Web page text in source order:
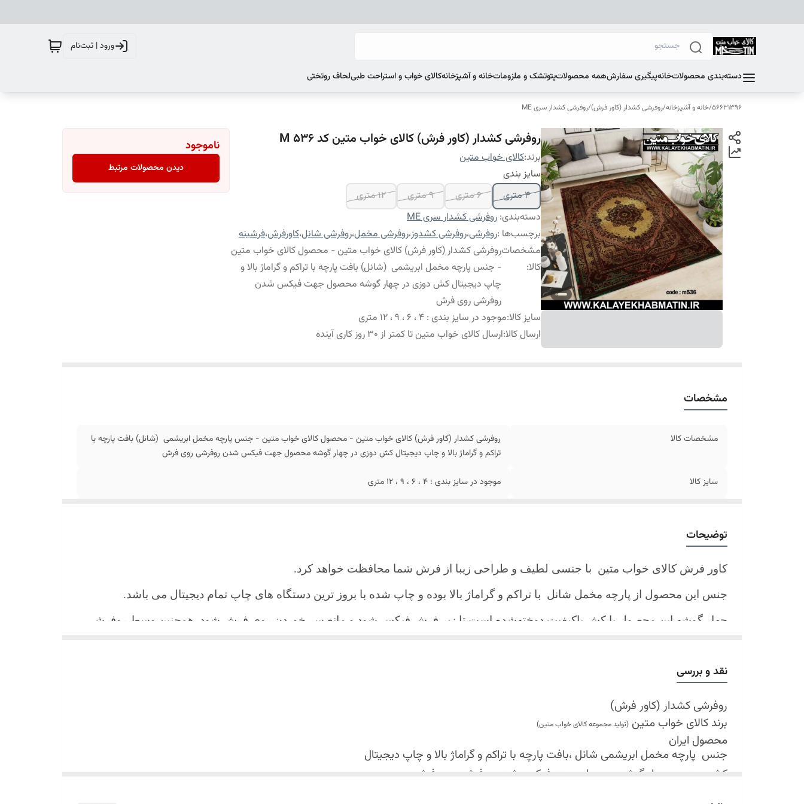
ورود | ثبت‌نام
دسته‌بندی محصولاتخانهپیگیری سفارشهمه محصولاتپتوتشک و ملزوماتخانه و آشپزخانهکالای خواب و استراحت طبیلحاف روتختی
56631396
/خانه و آشپزخانه/روفرشی کشدار (کاور فرش)/روفرشی کشدار سری ME
روفرشی کشدار (کاور فرش) کالای خواب متین کد M 536
برند:کالای خواب متین
سایز بندی
4 متری
6 متری 9 متری
12 متری
دسته‌بندی: روفرشی کشدار سری ME
برچسب‌ها :روفرشی،روفرشی کشدوز،روفرشی مخمل،روفرشی شانل،کاورفرش،فرشینه
مشخصات
کالا:
روفرشی کشدار (کاور فرش) کالای خواب متین - محصول کالای خواب متین
- جنس پارچه مخمل ابریشمی (شانل) بافت پارچه با تراکم و گراماژ بالا و
چاپ دیجیتال کش دوزی در چهار گوشه محصول جهت فیکس شدن
روفرشی روی فرش
سایز کالا:موجود در سایز بندی : 4 ، 6 ، 9 ، 12 متری
ارسال کالا:ارسال کالای خواب متین تا کمتر از 30 روز کاری آینده
ناموجود
دیدن محصولات مرتبط
مشخصات
مشخصات کالا
روفرشی کشدار (کاور فرش) کالای خواب متین - محصول کالای خواب متین - جنس پارچه مخمل ابریشمی (شانل) بافت پارچه با
تراکم و گراماژ بالا و چاپ دیجیتال کش دوزی در چهار گوشه محصول جهت فیکس شدن روفرشی روی فرش
سایز کالا موجود در سایز بندی : 4 ، 6 ، 9 ، 12 متری
توضیحات
کاور فرش کالای خواب متین با جنسی لطیف و طراحی زیبا از فرش شما محافظت خواهد کرد.
جنس این محصول از پارچه مخمل شانل با تراکم و گراماژ بالا بوده و چاپ شده با بروز ترین دستگاه های چاپ تمام دیجیتال می باشد.
چهار گوشه این محصول با کش باکیفیت دوخته‌شده است تا زیر فرش فیکس شود و مانع سر خوردن روی فرش شود. همچنین وسط روفرشی
شرایط شستشو:
اولین شستشو ترجیحا خشک شویی شود
شستشو در لباسشویی های خانگی بلامانع می باشد فقط به صورت جدا گانه شسته شود
حداکثر دمای شستشو 30 درجه سانتیگراد (عملیات ملایم)
از پودر های صابونی و آنزیم دار(دانه آبی) استفاده نشود. (بهترین ماده شوینده رنگین شوی+ نرم کننده میباشد)
نقد و بررسی
روفرشی کشدار (کاور فرش)
برند کالای خواب متین (تولید مجموعه کالای خواب متین)
محصول ایران
جنس پارچه مخمل ابریشمی شانل ،بافت پارچه با تراکم و گراماژ بالا و چاپ دیجیتال
کش دوزی در چهار گوشه محصول جهت فیکس شدن روفرشی روی فرش